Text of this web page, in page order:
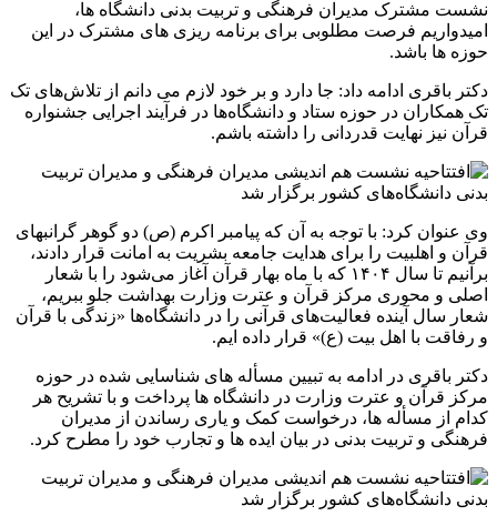
نشست مشترک مدیران فرهنگی و تربیت بدنی دانشگاه ها،
امیدواریم فرصت مطلوبی برای برنامه ریزی های مشترک در این
حوزه ها باشد.
دکتر باقری ادامه داد: جا دارد و بر خود لازم می دانم از تلاش‌های تک
تک همکاران در حوزه ستاد و دانشگاه‌ها در فرآیند اجرایی جشنواره
قرآن نیز نهایت قدردانی را داشته باشم.
وی عنوان کرد: با توجه به آن که پیامبر اکرم (ص) دو گوهر گرانبهای
قرآن و اهلبیت را برای هدایت جامعه بشریت به امانت قرار دادند،
برآنیم تا سال ۱۴۰۴ که با ماه بهار قرآن آغاز می‌شود را با شعار
اصلی و محوری مرکز قرآن و عترت وزارت بهداشت جلو ببریم،
شعار سال آینده فعالیت‌های قرآنی را در دانشگاه‌ها «زندگی با قرآن
و رفاقت با اهل بیت (ع)» قرار داده ایم.
دکتر باقری در ادامه به تبیین مسأله های شناسایی شده در حوزه
مرکز قرآن و عترت وزارت در دانشگاه ها پرداخت و با تشریح هر
کدام از مسأله ها، درخواست کمک و یاری رساندن از مدیران
فرهنگی و تربیت بدنی در بیان ایده ها و تجارب خود را مطرح کرد.